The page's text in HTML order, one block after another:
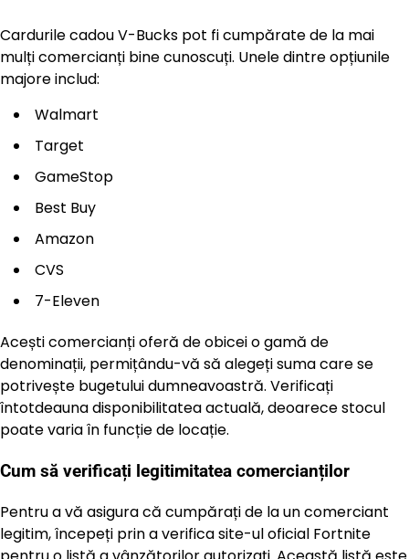
Cardurile cadou V-Bucks pot fi cumpărate de la mai
mulți comercianți bine cunoscuți. Unele dintre opțiunile
majore includ:
Walmart
Target
GameStop
Best Buy
Amazon
CVS
7-Eleven
Acești comercianți oferă de obicei o gamă de
denominații, permițându-vă să alegeți suma care se
potrivește bugetului dumneavoastră. Verificați
întotdeauna disponibilitatea actuală, deoarece stocul
poate varia în funcție de locație.
Cum să verificați legitimitatea comercianților
Pentru a vă asigura că cumpărați de la un comerciant
legitim, începeți prin a verifica site-ul oficial Fortnite